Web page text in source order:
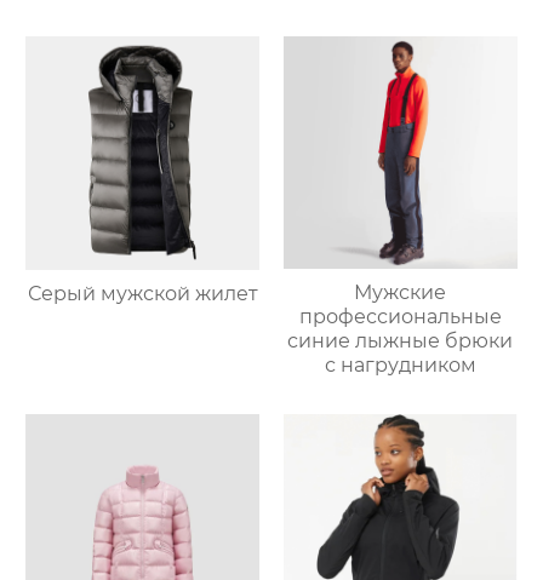
Серый мужской жилет
Мужские
профессиональные
синие лыжные брюки
с нагрудником